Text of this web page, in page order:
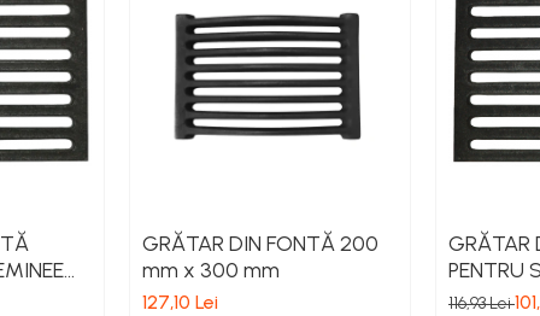
x
GRĂTAR DIN FONTĂ 200
mm x 300 mm
127,10 Lei
GRĂTAR
PENTRU
116,93 Lei